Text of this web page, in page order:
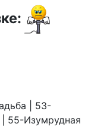
| 53-
55-Изумрудная